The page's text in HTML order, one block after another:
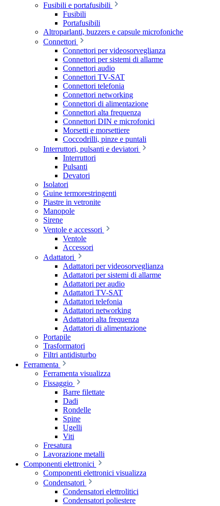
Fusibili e portafusibili
Fusibili
Portafusibili
Altroparlanti, buzzers e capsule microfoniche
Connettori
Connettori per videosorveglianza
Connettori per sistemi di allarme
Connettori audio
Connettori TV-SAT
Connettori telefonia
Connettori networking
Connettori di alimentazione
Connettori alta frequenza
Connettori DIN e microfonici
Morsetti e morsettiere
Coccodrilli, pinze e puntali
Interruttori, pulsanti e deviatori
Interruttori
Pulsanti
Devatori
Isolatori
Guine termorestringenti
Piastre in vetronite
Manopole
Sirene
Ventole e accessori
Ventole
Accessori
Adattatori
Adattatori per videosorveglianza
Adattatori per sistemi di allarme
Adattatori per audio
Adattatori TV-SAT
Adattatori telefonia
Adattatori networking
Adattatori alta frequenza
Adattatori di alimentazione
Portapile
Trasformatori
Filtri antidisturbo
Ferramenta
Ferramenta visualizza
Fissaggio
Barre filettate
Dadi
Rondelle
Spine
Ugelli
Viti
Fresatura
Lavorazione metalli
Componenti elettronici
Componenti elettronici visualizza
Condensatori
Condensatori elettrolitici
Condensatori poliestere